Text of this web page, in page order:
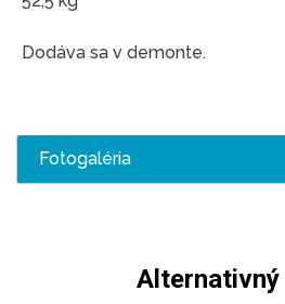
Dodáva sa v demonte.
Fotogaléria